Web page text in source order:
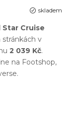
skladem
Star Cruise
v
2 039 Kč.
na Footshop,
.